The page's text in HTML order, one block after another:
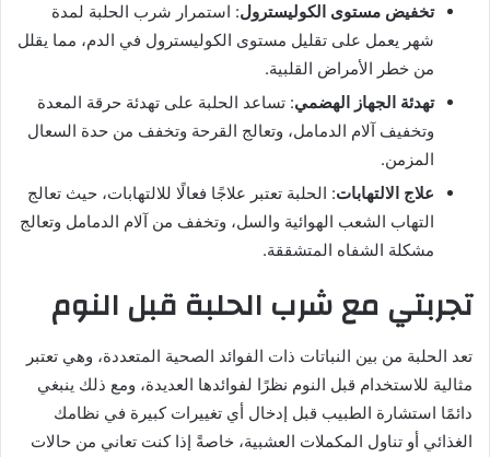
تخفيض مستوى الكوليسترول: استمرار شرب الحلبة لمدة
شهر يعمل على تقليل مستوى الكوليسترول في الدم، مما يقلل
من خطر الأمراض القلبية.
تهدئة الجهاز الهضمي: تساعد الحلبة على تهدئة حرقة المعدة
وتخفيف آلام الدمامل، وتعالج القرحة وتخفف من حدة السعال
المزمن.
علاج الالتهابات: الحلبة تعتبر علاجًا فعالًا للالتهابات، حيث تعالج
التهاب الشعب الهوائية والسل، وتخفف من آلام الدمامل وتعالج
مشكلة الشفاه المتشققة.
تجربتي مع شرب الحلبة قبل النوم
تعد الحلبة من بين النباتات ذات الفوائد الصحية المتعددة، وهي تعتبر
مثالية للاستخدام قبل النوم نظرًا لفوائدها العديدة، ومع ذلك ينبغي
دائمًا استشارة الطبيب قبل إدخال أي تغييرات كبيرة في نظامك
الغذائي أو تناول المكملات العشبية، خاصةً إذا كنت تعاني من حالات